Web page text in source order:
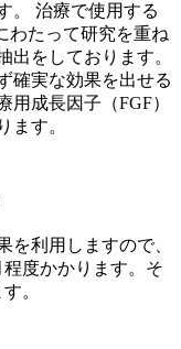
。 治療で使用する
わたって研究を重ね
出をしております。
確実な効果を出せる
用成長因子（FGF）
ます。
を利用しますので、
度かかります。そ
。